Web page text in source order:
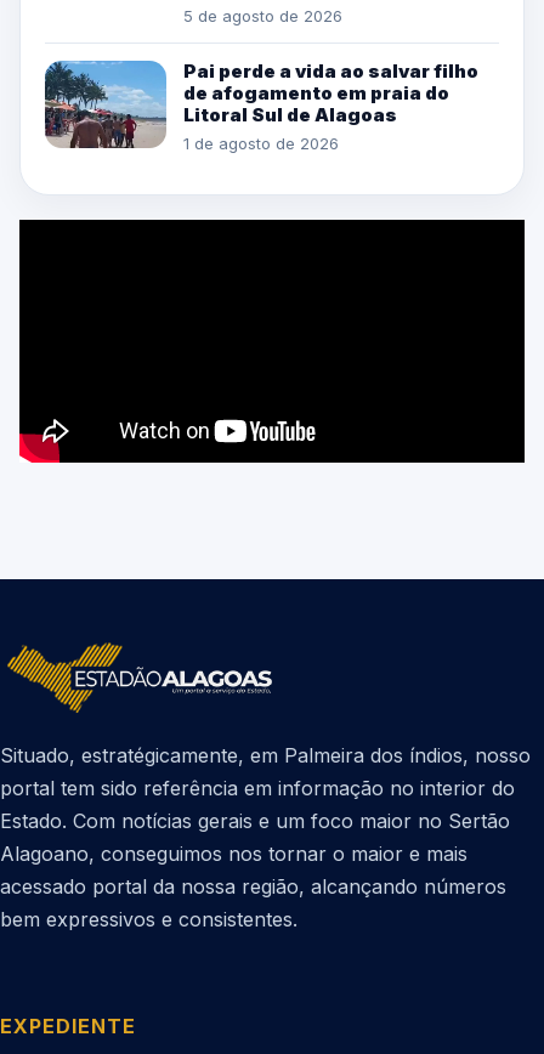
5 de agosto de 2026
Pai perde a vida ao salvar filho
de afogamento em praia do
Litoral Sul de Alagoas
1 de agosto de 2026
Situado, estratégicamente, em Palmeira dos índios, nosso
portal tem sido referência em informação no interior do
Estado. Com notícias gerais e um foco maior no Sertão
Alagoano, conseguimos nos tornar o maior e mais
acessado portal da nossa região, alcançando números
bem expressivos e consistentes.
EXPEDIENTE